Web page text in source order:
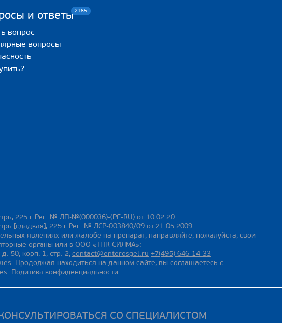
и ответы2185
вопрос
вопросы
225 г Рег. № ЛП-№(000036)-(РГ-RU) от 10.02.20
[сладкая], 225 г Рег. № ЛСР-003840/09 от 21.05.2009
явлениях или жалобе на препарат, направляйте, пожалуйста, свои
органы или в ООО «ТНК СИЛМА»:
50, корп. 1, стр. 2, contact@enterosgel.ru +7(495) 646-14-33
Продолжая находиться на данном сайте, вы соглашаетесь с
Политика конфиденциальности
СО СПЕЦИАЛИСТОМ